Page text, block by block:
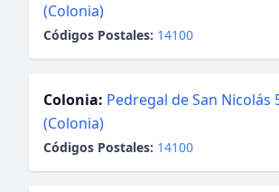
(Colonia)
Códigos Postales: 14100
Colonia: Pedregal de San Nicolás
(Colonia)
Códigos Postales: 14100